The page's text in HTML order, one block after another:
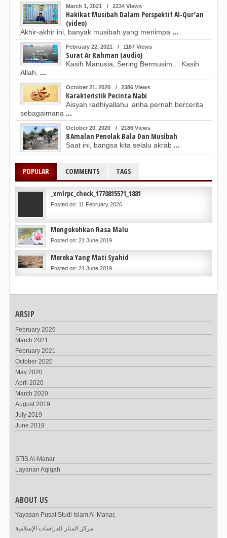
March 1, 2021 / 2234 Views
Hakikat Musibah Dalam Perspektif Al-Qur’an
(video)
Akhir-akhir ini, banyak musibah yang menimpa ...
February 22, 2021 / 1167 Views
Surat Ar Rahman (audio)
Kasih Manusia, Sering Bermusim… Kasih
Allah, ...
October 21, 2020 / 2386 Views
Karakteristik Pecinta Nabi
Aisyah radhiyallahu ‘anha pernah bercerita
sebagaimana ...
October 20, 2020 / 2186 Views
8 Amalan Penolak Bala Dan Musibah
Saat ini, bangsa kita selalu akrab ...
POPULAR COMMENTS TAGS
_xmlrpc_check_1770815571_1881
Posted on: 11 February 2026
Mengokohkan Rasa Malu
Posted on: 21 June 2019
Mereka Yang Mati Syahid
Posted on: 21 June 2019
ARSIP
February 2026
March 2021
February 2021
October 2020
May 2020
April 2020
March 2020
August 2019
July 2019
June 2019
STIS Al-Manar
Layanan Aqiqah
ABOUT US
Yayasan Pusat Studi Islam Al-Manar,
مركز المنار للدراسات الإسلامية